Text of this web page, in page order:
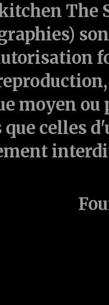
The
moyen ou
que celles